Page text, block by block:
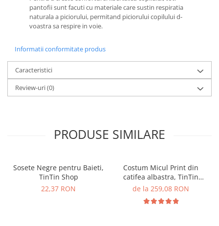
pantofii sunt facuti cu materiale care sustin respiratia
naturala a piciorului, permitand piciorului copilului d-
voastra sa respire in voie.
Informatii conformitate produs
Caracteristici
Review-uri(0)
PRODUSE SIMILARE
Sosete Negre pentru Baieti,
TinTin Shop
22,37 RON
Costum Micul Print din
catifea albastra, TinTin
Shop
de la 259,08 RON